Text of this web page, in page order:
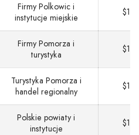
Firmy Polkowic i
instytucje miejskie
$13
Firmy Pomorza i
turystyka
$13
Turystyka Pomorza i
handel regionalny
$13
Polskie powiaty i
instytucje
$13